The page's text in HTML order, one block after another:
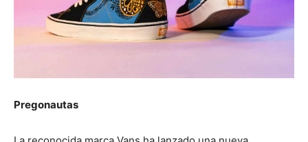
Pregonautas